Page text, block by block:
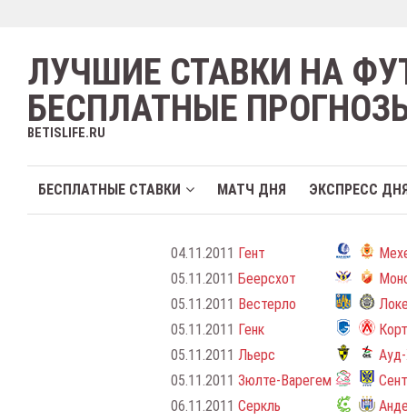
ЛУЧШИЕ СТАВКИ НА
БЕСПЛАТНЫЕ
BETISLIFE.RU
БЕСПЛАТНЫЕ СТАВКИ МАТЧ ДНЯ ЭКСПРЕСС
04.11.2011 Гент
05.11.2011 Беерсхот
05.11.2011 Вестерло
05.11.2011 Генк
05.11.2011 Льерс
05.11.2011 Зюлте-Варегем
06.11.2011 Серкль